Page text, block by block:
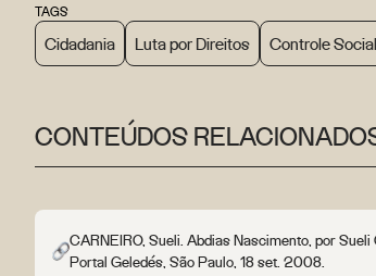
TAGS
Cidadania Luta por Direitos Controle Social
CONTEÚDOS
CARNEIRO, Sueli. Abdias Nascimento, por Sueli
Portal Geledés, São Paulo, 18 set. 2008.